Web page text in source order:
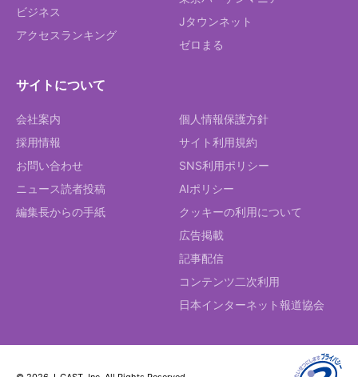
ビジネス
アクセスランキング
Jタウンネット
ゼロまる
サイトについて
会社案内
採用情報
お問い合わせ
ニュース読者投稿
編集長からの手紙
個人情報保護方針
サイト利用規約
SNS利用ポリシー
AIポリシー
クッキーの利用について
広告掲載
記事配信
コンテンツ二次利用
日本インターネット報道協会